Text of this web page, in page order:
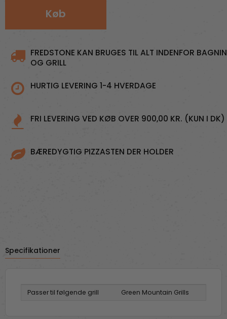
Køb
FREDSTONE KAN BRUGES TIL ALT INDENFOR
OG GRILL
HURTIG LEVERING 1-4 HVERDAGE
FRI LEVERING VED KØB OVER 900,00 KR. (KUN I DK)
BÆREDYGTIG PIZZASTEN DER HOLDER
Specifikationer
Passer til følgende grill Green Mountain Grills